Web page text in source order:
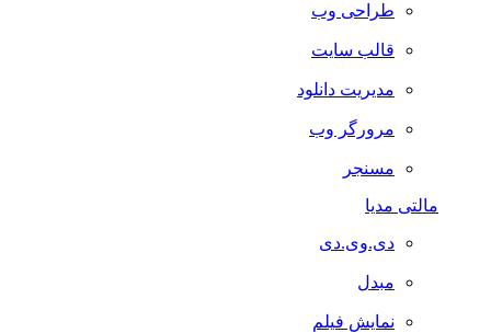
طراحی وب
قالب سایت
مدیریت دانلود
مرورگر وب
مسنجر
مالتی مدیا
دی.وی.دی
مبدل
نمایش فیلم